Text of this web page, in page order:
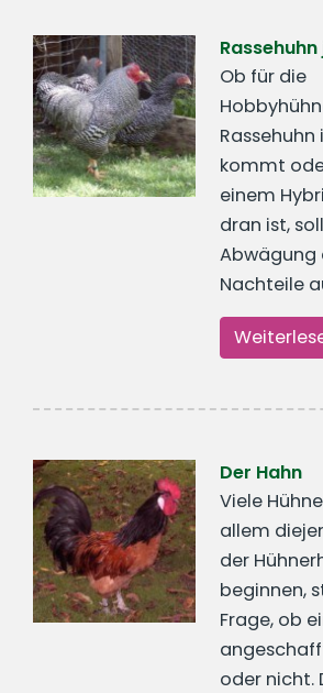
Ob für die
Rassehuhn
kommt
einem
dran ist,
Abwägung
Nachteile
Der Hahn
Viele
allem
der
beginnen,
Frage, ob
oder nicht.